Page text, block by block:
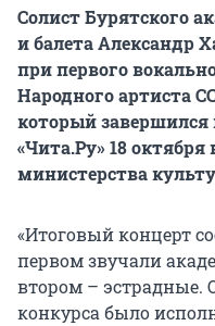
Солист Бурятского
и балета Александр
при первого
Народного артиста
который
«Чита.Ру» 18 октября
министерства
«Итоговый концерт
первом звучали
втором – эстрадные.
конкурса было